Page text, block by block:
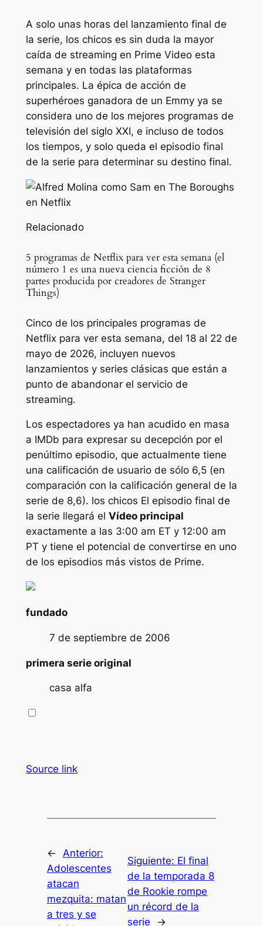
A solo unas horas del lanzamiento final de
la serie, los chicos es sin duda la mayor
caída de streaming en Prime Video esta
semana y en todas las plataformas
principales. La épica de acción de
superhéroes ganadora de un Emmy ya se
considera uno de los mejores programas de
televisión del siglo XXI, e incluso de todos
los tiempos, y solo queda el episodio final
de la serie para determinar su destino final.
Relacionado
5 programas de Netflix para ver esta semana (el
número 1 es una nueva ciencia ficción de 8
partes producida por creadores de Stranger
Things)
Cinco de los principales programas de
Netflix para ver esta semana, del 18 al 22 de
mayo de 2026, incluyen nuevos
lanzamientos y series clásicas que están a
punto de abandonar el servicio de
streaming.
Los espectadores ya han acudido en masa
a IMDb para expresar su decepción por el
penúltimo episodio, que actualmente tiene
una calificación de usuario de sólo 6,5 (en
comparación con la calificación general de la
serie de 8,6). los chicos El episodio final de
la serie llegará el Vídeo principal
exactamente a las 3:00 am ET y 12:00 am
PT y tiene el potencial de convertirse en uno
de los episodios más vistos de Prime.
fundado
7 de septiembre de 2006
primera serie original
casa alfa
Source link
←
Anterior:
Adolescentes
atacan
mezquita: matan
a tres y se
Siguiente: El final
de la temporada 8
de Rookie rompe
un récord de la
serie
→